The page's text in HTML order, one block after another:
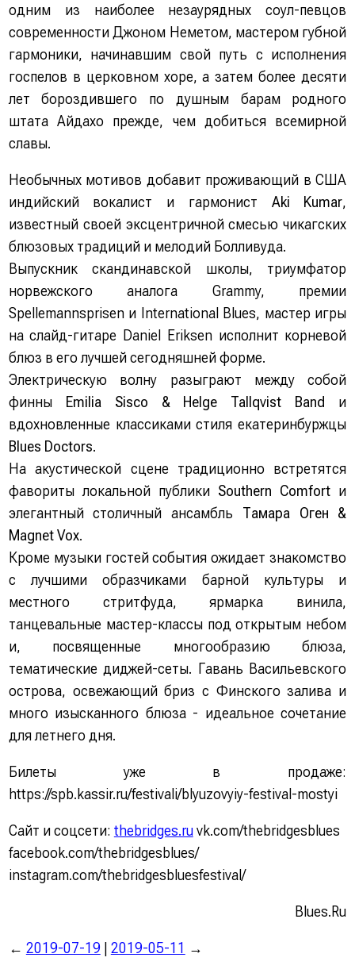
одним из наиболее незаурядных соул-певцов
современности Джоном Неметом, мастером губной
гармоники, начинавшим свой путь с исполнения
госпелов в церковном хоре, а затем более десяти
лет бороздившего по душным барам родного
штата Айдахо прежде, чем добиться всемирной
славы.
Необычных мотивов добавит проживающий в США
индийский вокалист и гармонист Aki Kumar,
известный своей эксцентричной смесью чикагских
блюзовых традиций и мелодий Болливуда.
Выпускник скандинавской школы, триумфатор
норвежского аналога Grammy, премии
Spellemannsprisen и International Blues, мастер игры
на слайд-гитаре Daniel Eriksen исполнит корневой
блюз в его лучшей сегодняшней форме.
Электрическую волну разыграют между собой
финны Emilia Sisco & Helge Tallqvist Band и
вдохновленные классиками стиля екатеринбуржцы
Blues Doctors.
На акустической сцене традиционно встретятся
фавориты локальной публики Southern Comfort и
элегантный столичный ансамбль Тамара Оген &
Magnet Vox.
Кроме музыки гостей события ожидает знакомство
с лучшими образчиками барной культуры и
местного стритфуда, ярмарка винила,
танцевальные мастер-классы под открытым небом
и, посвященные многообразию блюза,
тематические диджей-сеты. Гавань Васильевского
острова, освежающий бриз с Финского залива и
много изысканного блюза - идеальное сочетание
для летнего дня.
Билеты уже в продаже:
https://spb.kassir.ru/festivali/blyuzovyiy-festival-mostyi
Сайт и соцсети: thebridges.ruvk.com/thebridgesblues
facebook.com/thebridgesblues/
instagram.com/thebridgesbluesfestival/
Blues.Ru
← 2019-07-19 | 2019-05-11 →